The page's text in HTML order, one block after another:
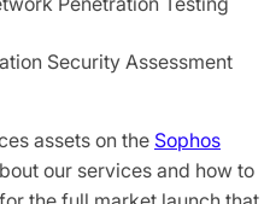
Security Assessment
assets on the Sophos
our services and how to